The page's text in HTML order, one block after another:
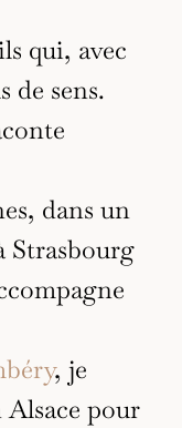
qui, avec
de sens.
dans un
Strasbourg
, je
pour